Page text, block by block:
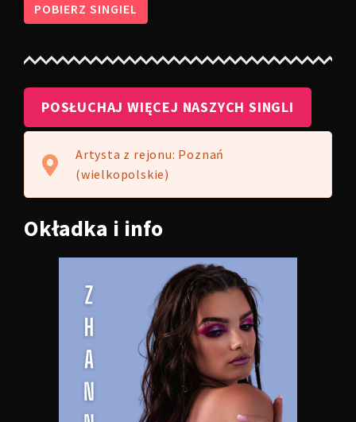
POBIERZ SINGIEL
POSŁUCHAJ WIĘCEJ NASZYCH SINGLI
Artysta z rejonu: Poznań
(wielkopolskie)
Okładka i info